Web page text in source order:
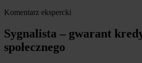
Komentarz ekspercki
Sygnalista – gwarant
społecznego